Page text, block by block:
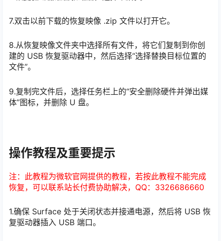
7.双击以前下载的恢复映像 .zip 文件以打开它。
8.从恢复映像文件夹中选择所有文件，将它们复制到你创
建的 USB 恢复驱动器中，然后选择“选择替换目标位置的
文件”。
9.复制完文件后，选择任务栏上的“安全删除硬件并弹出媒
体”图标，并删除 U 盘。
操作教程及重要提示
注：此教程为微软官网提供的教程，若按此教程不能完成
恢复，可以联系站长付费协助解决，QQ：3326686660
1.确保 Surface 处于关闭状态并接通电源，然后将 USB 恢
复驱动器插入 USB 端口。